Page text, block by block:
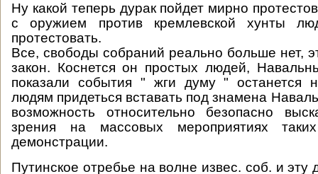
Ну какой теперь дурак пойдет мирно
с оружием против кремлевской хунты
протестовать.
Все, свободы собраний реально больше нет,
закон. Коснется он простых людей,
показали события " жги думу " останется
людям придеться вставать под знамена
возможность относительно безопасно
зрения на массовых мероприятиях
демонстрации.
Путинское отребье на волне извес. соб. и эту